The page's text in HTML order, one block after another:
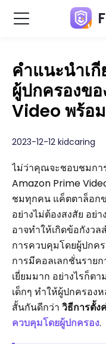
คำแนะนำเ
ผู้ปกครองข
Video พร้อ
2023-12-12 kidcaring
ไม่ว่าคุณจะชอบชมกา
Amazon Prime
ชมทุกคน แค็ตตาล็อก
อย่างไม่ต้องสงสัย อย่
อาจทำให้เกิดข้อกังว
การควบคุมโดยผู้ปกค
การมีคอลเลกชั่นราย
เยี่ยมมาก อย่างไรก็ต
เด็กๆ ทำให้ผู้ปกครอง
สั้นกันดีกว่า วิธีการตั้ง
ควบคุมโดยผู้ปกครอง.